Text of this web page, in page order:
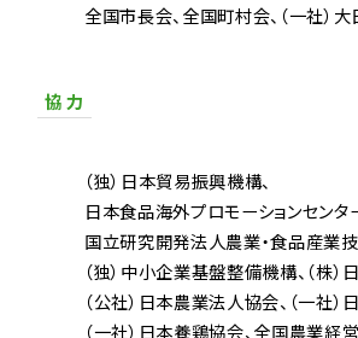
全国市長会 全国町村会 （一社）
協 力
（独）日本貿易振興機構
日本食品海外プロモーションセンタ
国立研究開発法人農業・食品産業
（独）中小企業基盤整備機構 （株
（公社）日本農業法人協会 （一社
（一社）日本養鶏協会 全国農業経